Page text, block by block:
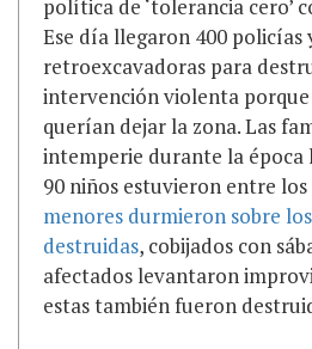
política de ‘tolerancia cero’
Ese día llegaron 400 policías
retroexcavadoras para
intervención violenta
querían dejar la zona. Las
intemperie durante la época
90 niños estuvieron entre los
menores durmieron sobre
destruidas, cobijados con
afectados levantaron
estas también fueron